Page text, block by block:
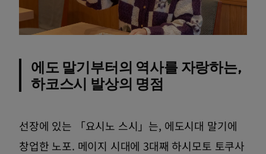
에도 말기부터의 역사를 자랑하는,
하코스시 발상의 명점
선장에 있는 「요시노 스시」는, 에도시대 말기에
창업한 노포. 메이지 시대에 3대째 하시모토 토쿠사